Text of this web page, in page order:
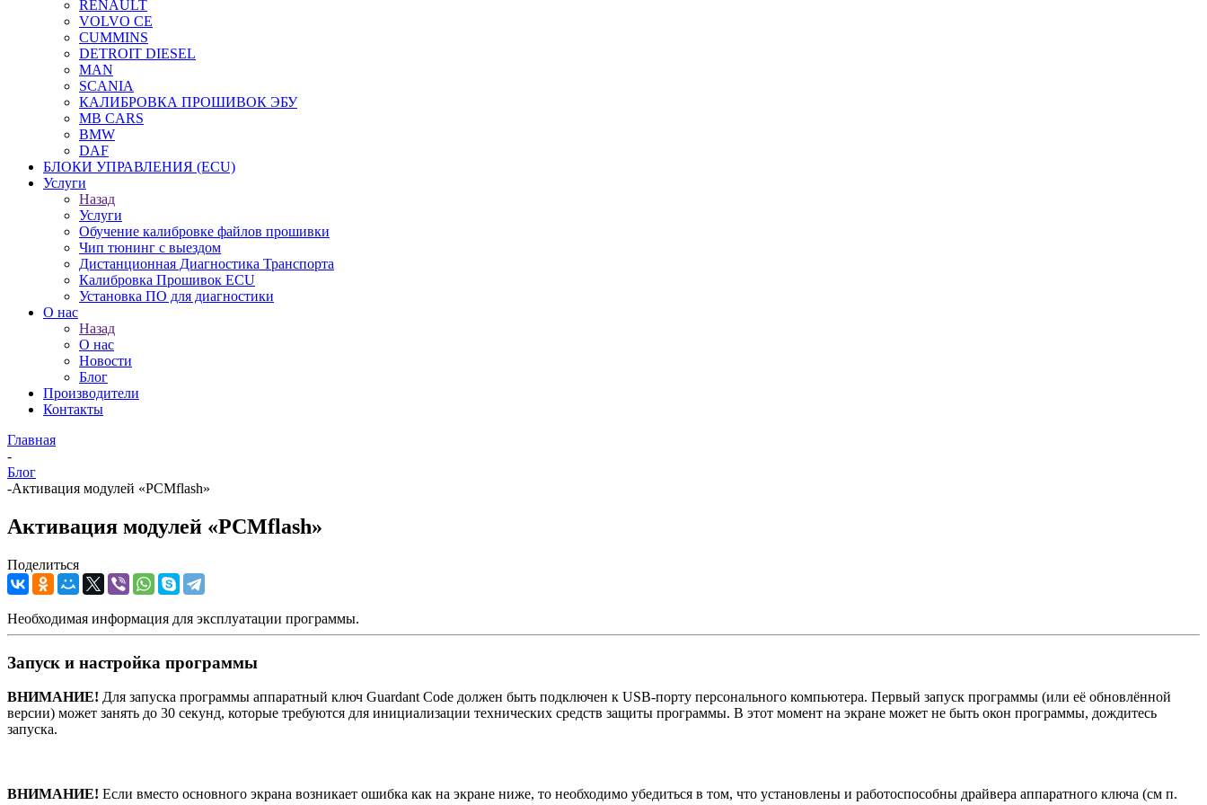
RENAULT
VOLVO CE
CUMMINS
DETROIT DIESEL
MAN
SCANIA
КАЛИБРОВКА ПРОШИВОК ЭБУ
MB CARS
BMW
DAF
БЛОКИ УПРАВЛЕНИЯ (ECU)
Услуги
Назад
Услуги
Обучение калибровке файлов прошивки
Чип тюнинг с выездом
Дистанционная Диагностика Транспорта
Калибровка Прошивок ECU
Установка ПО для диагностики
О нас
Назад
О нас
Новости
Блог
Производители
Контакты
Главная
-
Блог
-Активация модулей «PCMflash»
Активация модулей «PCMflash»
Поделиться
Необходимая информация для эксплуатации программы.
Запуск и настройка программы
ВНИМАНИЕ! Для запуска программы аппаратный ключ Guardant Code должен быть подключен к USB-порту персонального компьютера. Первый запуск программы (или её обновлённой
версии) может занять до 30 секунд, которые требуются для инициализации технических средств защиты программы. В этот момент на экране может не быть окон программы, дождитесь
запуска.
ВНИМАНИЕ! Если вместо основного экрана возникает ошибка как на экране ниже, то необходимо убедиться в том, что установлены и работоспособны драйвера аппаратного ключа (см п.